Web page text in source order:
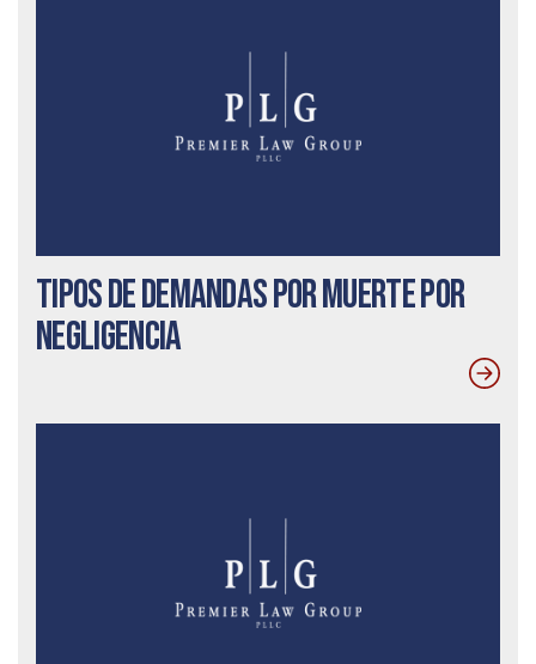
Tipos de demandas por muerte por
negligencia